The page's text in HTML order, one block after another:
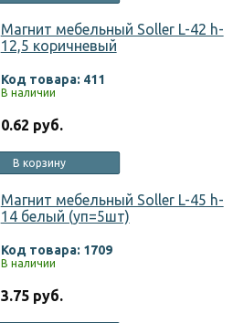
Магнит мебельный Soller L-42 h-
12,5 коричневый
Код товара: 411
В наличии
0.62 руб.
В корзину
Магнит мебельный Soller L-45 h-
14 белый (уп=5шт)
Код товара: 1709
В наличии
3.75 руб.